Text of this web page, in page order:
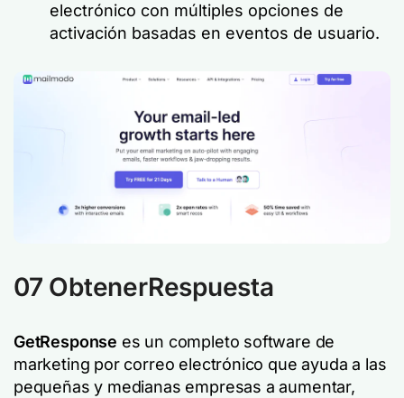
electrónico con múltiples opciones de
activación basadas en eventos de usuario.
07 ObtenerRespuesta
GetResponse es un completo software de
marketing por correo electrónico que ayuda a las
pequeñas y medianas empresas a aumentar,